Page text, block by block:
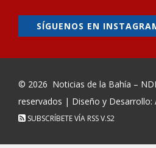
SÍGUENOS EN
© 2026 Noticias de la Bahía –
reservados | Diseño y Desarrollo:
SUBSCRÍBETE VÍA RSSV.S2